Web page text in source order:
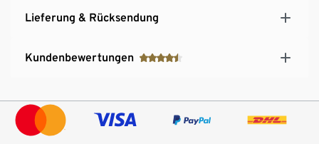
Lieferung & Rücksendung
Kundenbewertungen